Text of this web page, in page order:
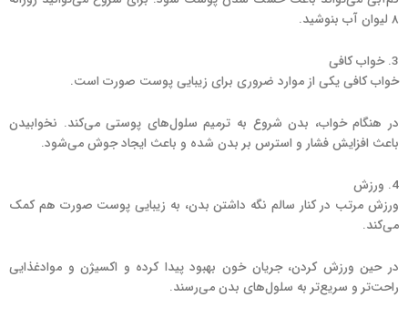
8 لیوان آب بنوشید.
3. خواب کافی
خواب کافی یکی از موارد ضروری برای زیبایی پوست صورت است.
در هنگام خواب، بدن شروع به ترمیم سلول‌های پوستی می‌کند. نخوابیدن
باعث افزایش فشار و استرس بر بدن شده و باعث ایجاد جوش می‌شود.
4. ورزش
ورزش مرتب در کنار سالم نگه داشتن بدن، به زیبایی پوست صورت هم کمک
می‌کند.
در حین ورزش کردن، جریان خون بهبود پیدا کرده و اکسیژن و موادغذایی
راحت‌تر و سریع‌تر به سلول‌های بدن می‌رسند.